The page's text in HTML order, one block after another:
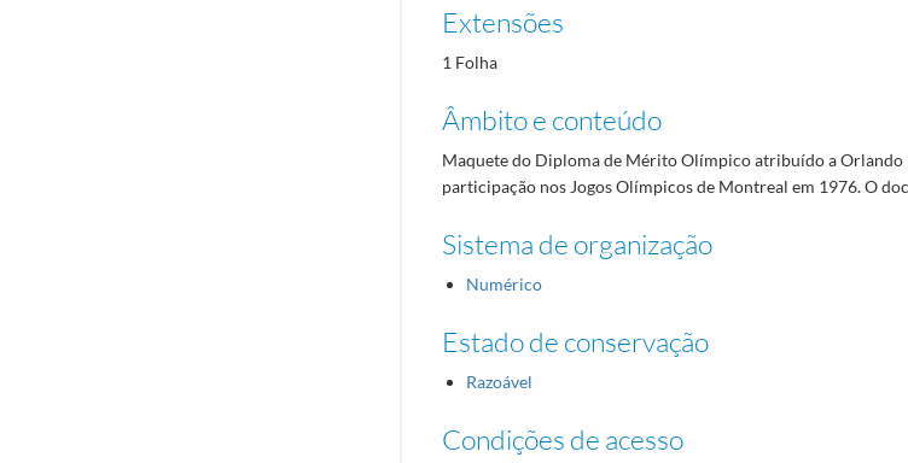
Extensões
1 Folha
Âmbito e conteúdo
Maquete do Diploma de Mérito Olímpico atribuído a Orlando
participação nos Jogos Olímpicos de Montreal em 1976. O
Sistema de organização
Numérico
Estado de conservação
Razoável
Condições de acesso